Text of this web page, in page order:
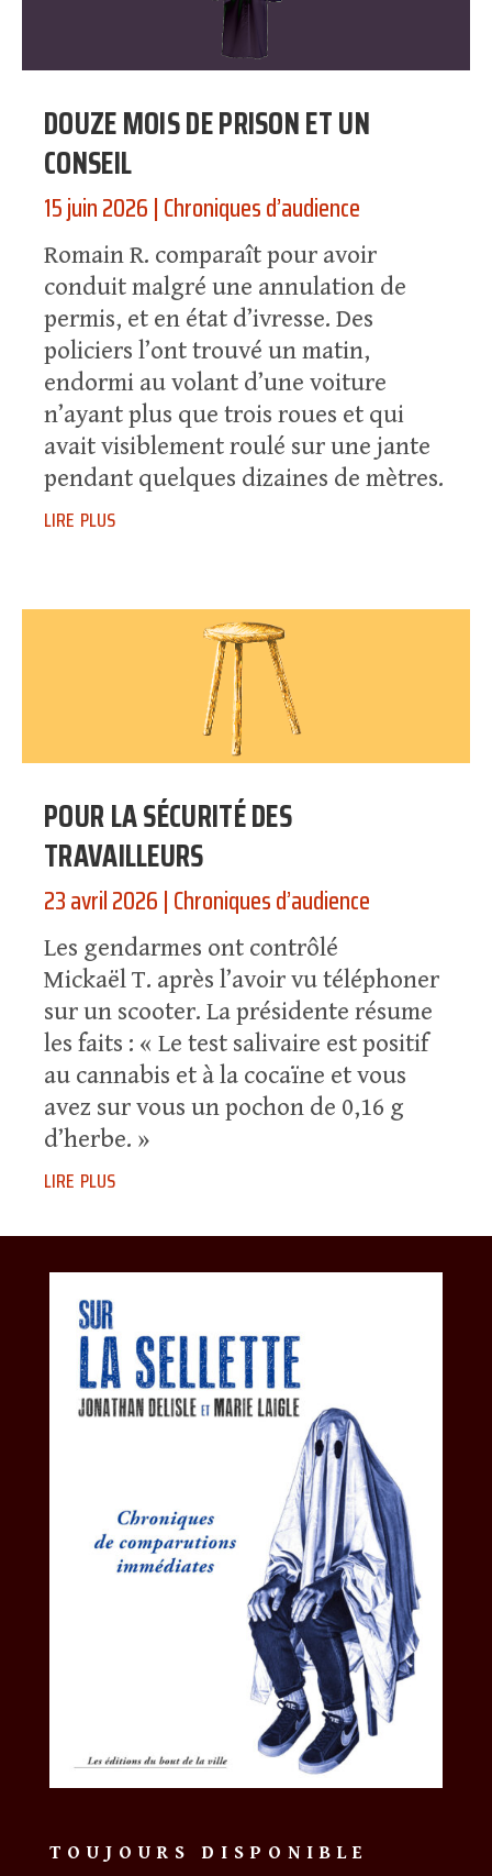
DOUZE MOIS DE PRISON ET UN
CONSEIL
15 juin 2026|Chroniques d’audience
Romain R. comparaît pour avoir
conduit malgré une annulation de
permis, et en état d’ivresse. Des
policiers l’ont trouvé un matin,
endormi au volant d’une voiture
n’ayant plus que trois roues et qui
avait visiblement roulé sur une jante
pendant quelques dizaines de mètres.
lire plus
POUR LA SÉCURITÉ DES
TRAVAILLEURS
23 avril 2026|Chroniques d’audience
Les gendarmes ont contrôlé
Mickaël T. après l’avoir vu téléphoner
sur un scooter. La présidente résume
les faits : « Le test salivaire est positif
au cannabis et à la cocaïne et vous
avez sur vous un pochon de 0,16 g
d’herbe. »
lire plus
TOUJOURS DISPONIBLE